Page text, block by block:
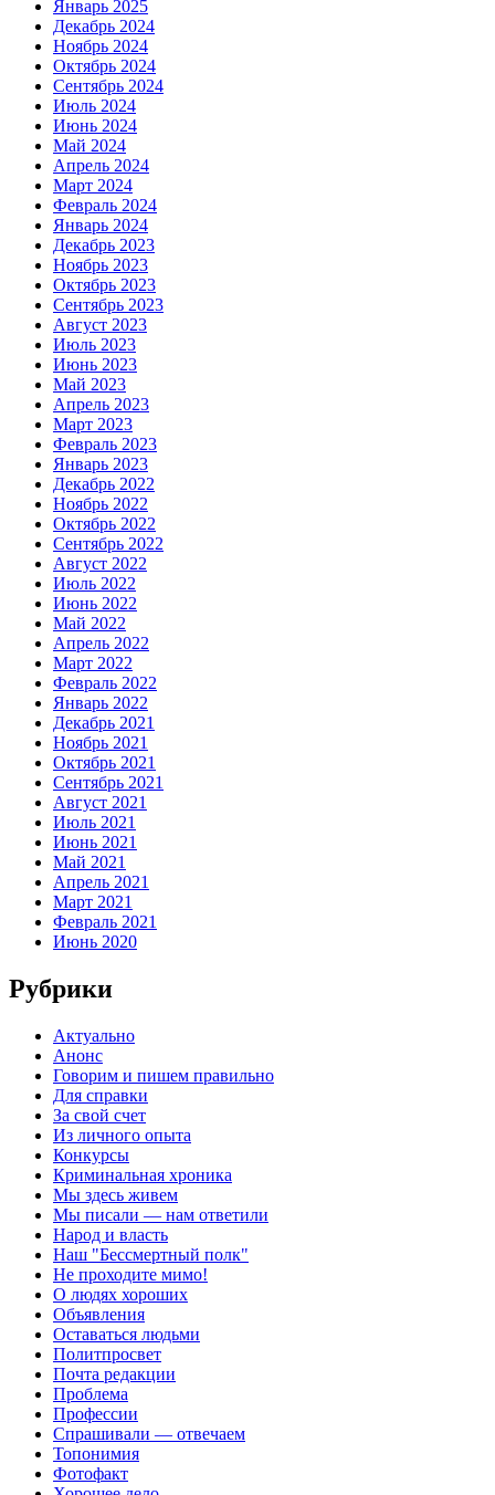
Январь 2025
Декабрь 2024
Ноябрь 2024
Октябрь 2024
Сентябрь 2024
Июль 2024
Июнь 2024
Май 2024
Апрель 2024
Март 2024
Февраль 2024
Январь 2024
Декабрь 2023
Ноябрь 2023
Октябрь 2023
Сентябрь 2023
Август 2023
Июль 2023
Июнь 2023
Май 2023
Апрель 2023
Март 2023
Февраль 2023
Январь 2023
Декабрь 2022
Ноябрь 2022
Октябрь 2022
Сентябрь 2022
Август 2022
Июль 2022
Июнь 2022
Май 2022
Апрель 2022
Март 2022
Февраль 2022
Январь 2022
Декабрь 2021
Ноябрь 2021
Октябрь 2021
Сентябрь 2021
Август 2021
Июль 2021
Июнь 2021
Май 2021
Апрель 2021
Март 2021
Февраль 2021
Июнь 2020
Рубрики
Актуально
Анонс
Говорим и пишем правильно
Для справки
За свой счет
Из личного опыта
Конкурсы
Криминальная хроника
Мы здесь живем
Мы писали — нам ответили
Народ и власть
Наш "Бессмертный полк"
Не проходите мимо!
О людях хороших
Объявления
Оставаться людьми
Политпросвет
Почта редакции
Проблема
Профессии
Спрашивали — отвечаем
Топонимия
Фотофакт